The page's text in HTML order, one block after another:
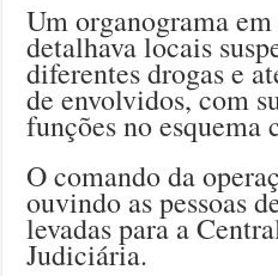
Um organograma
detalhava locais
diferentes drogas e
de envolvidos, com
funções no esquema
O comando da
ouvindo as pessoas
levadas para a
Judiciária.